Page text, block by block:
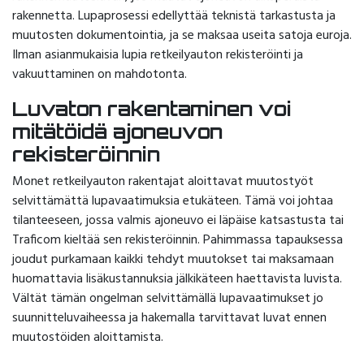
rakennetta. Lupaprosessi edellyttää teknistä tarkastusta ja
muutosten dokumentointia, ja se maksaa useita satoja euroja.
Ilman asianmukaisia lupia retkeilyauton rekisteröinti ja
vakuuttaminen on mahdotonta.
Luvaton rakentaminen voi
mitätöidä ajoneuvon
rekisteröinnin
Monet retkeilyauton rakentajat aloittavat muutostyöt
selvittämättä lupavaatimuksia etukäteen. Tämä voi johtaa
tilanteeseen, jossa valmis ajoneuvo ei läpäise katsastusta tai
Traficom kieltää sen rekisteröinnin. Pahimmassa tapauksessa
joudut purkamaan kaikki tehdyt muutokset tai maksamaan
huomattavia lisäkustannuksia jälkikäteen haettavista luvista.
Vältät tämän ongelman selvittämällä lupavaatimukset jo
suunnitteluvaiheessa ja hakemalla tarvittavat luvat ennen
muutostöiden aloittamista.